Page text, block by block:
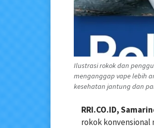
Ilustrasi rokok dan
menganggap vape lebih
kesehatan jantung dan
RRI.CO.ID,
rokok konvensional